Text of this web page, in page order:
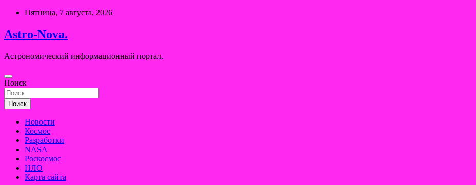
Перейти
содержимому
Пятница, 7 августа, 2026
Astro-Nova.
Астрономический информационный портал.
Поиск
Поиск
Новости
Космос
Разработки
NASA
Роскосмос
НЛО
Карта сайта